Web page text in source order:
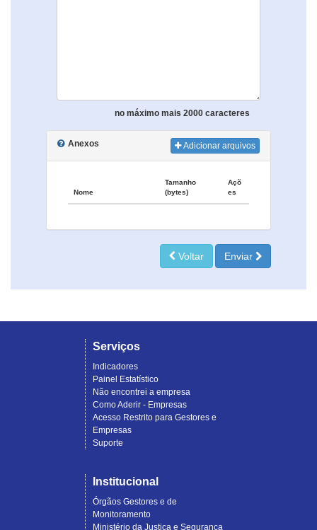
no máximo mais 2000 caracteres
Anexos Adicionar arquivos
Nome
Tamanho
(bytes)
Açõ
es
Voltar Enviar
Serviços
Indicadores
Painel Estatístico
Não encontrei a empresa
Como Aderir - Empresas
Acesso Restrito para Gestores e
Empresas
Suporte
Institucional
Órgãos Gestores e de
Monitoramento
Ministério da Justiça e Segurança